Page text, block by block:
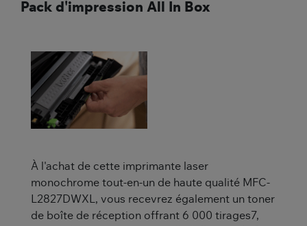
Pack d'impression All In Box
À l'achat de cette imprimante laser
monochrome tout-en-un de haute qualité MFC-
L2827DWXL, vous recevrez également un toner
de boîte de réception offrant 6 000 tirages7,